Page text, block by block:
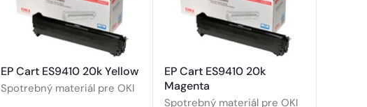
EP Cart ES9410 20k Yellow
Spotrebný materiál pre OKI
EP Cart ES9410 20k
Magenta
Spotrebný materiál pre OKI